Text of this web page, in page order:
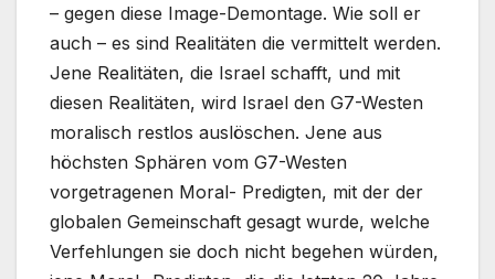
– gegen diese Image-Demontage. Wie soll er
auch – es sind Realitäten die vermittelt werden.
Jene Realitäten, die Israel schafft, und mit
diesen Realitäten, wird Israel den G7-Westen
moralisch restlos auslöschen. Jene aus
höchsten Sphären vom G7-Westen
vorgetragenen Moral- Predigten, mit der der
globalen Gemeinschaft gesagt wurde, welche
Verfehlungen sie doch nicht begehen würden,